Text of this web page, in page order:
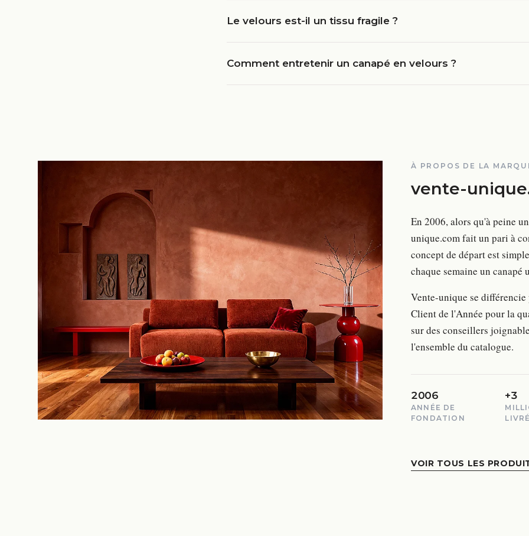
Le velours est-il un tissu fragile ?
Comment entretenir un canapé en velours ?
À PROPOS DE LA
vente-unique
En 2006, alors qu'à peine
unique.com fait un pari à
concept de départ est
chaque semaine un canapé
Vente-unique se
Client de l'Année pour la
sur des conseillers
l'ensemble du catalogue.
2006
ANNÉE DE
FONDATION
+3
VOIR TOUS LES